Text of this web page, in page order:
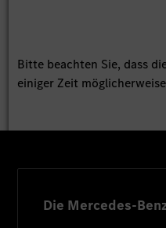
Bitte beachten Sie, dass
einiger Zeit
Die Mercedes-